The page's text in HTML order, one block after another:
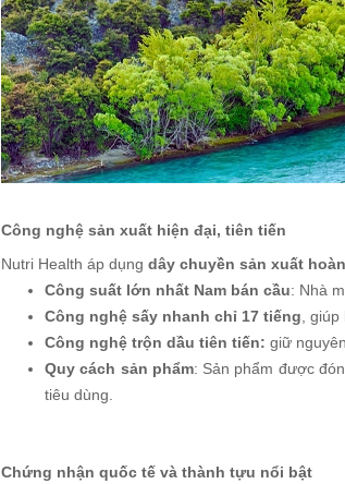
Công nghệ sản xuất hiện đại, tiên tiến
Nutri Health áp dụng dây chuyền sản xuất
Công suất lớn nhất Nam bán cầu: Nhà
Công nghệ sấy nhanh chỉ 17 tiếng ,
Công nghệ trộn dầu tiên tiến: giữ
Quy cách sản phẩm: Sản phẩm được
tiêu dùng.
Chứng nhận quốc tế và thành tựu nổi bật